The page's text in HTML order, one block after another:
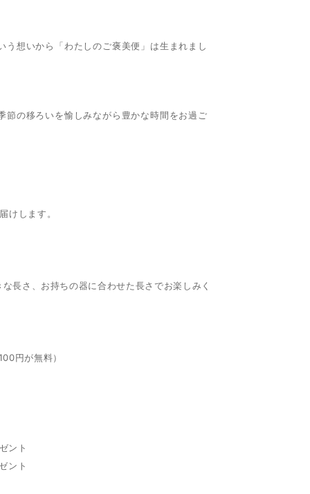
想いから「わたしのご褒美便」は生まれまし
節の移ろいを愉しみながら豊かな時間をお過ご
けします。
長さ、お持ちの器に合わせた長さでお楽しみく
円が無料）
ント
ント